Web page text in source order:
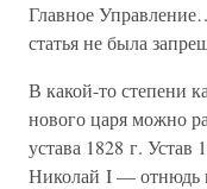
Главное
статья не была
В какой-то степени
нового царя можно
устава 1828 г. Устав
Николай I — отнюдь